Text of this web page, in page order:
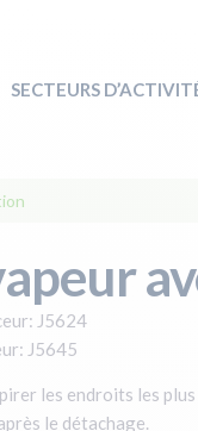
SECTEURS
J5624
J5645
les endroits les
le détachage.